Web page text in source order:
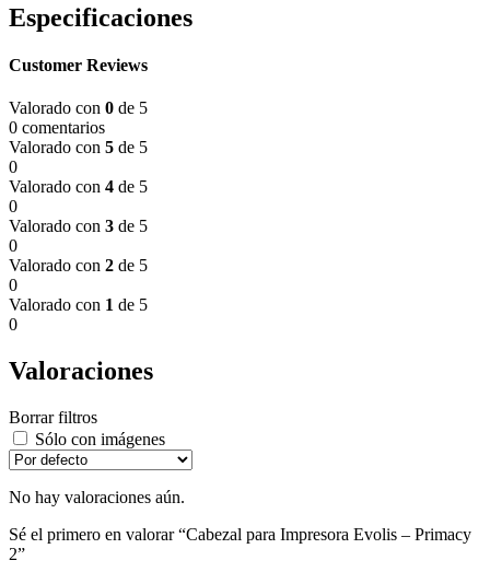
Especificaciones
Customer Reviews
Valorado con 0 de 5
0 comentarios
Valorado con 5 de 5
0
Valorado con 4 de 5
0
Valorado con 3 de 5
0
Valorado con 2 de 5
0
Valorado con 1 de 5
0
Valoraciones
Borrar filtros
Sólo con imágenes
No hay valoraciones aún.
Sé el primero en valorar “Cabezal para Impresora Evolis – Primacy
2”